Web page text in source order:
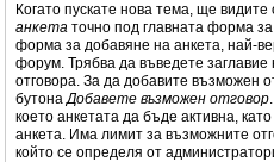
Когато пускате нова тема, ще
анкета точно под главната форма
форма за добавяне на анкета, най-
форум. Трябва да въведете
отговора. За да добавите възможен
бутонаДобавете възможен отговор
което анкетата да бъде активна,
анкета. Има лимит за възможните
който се определя от